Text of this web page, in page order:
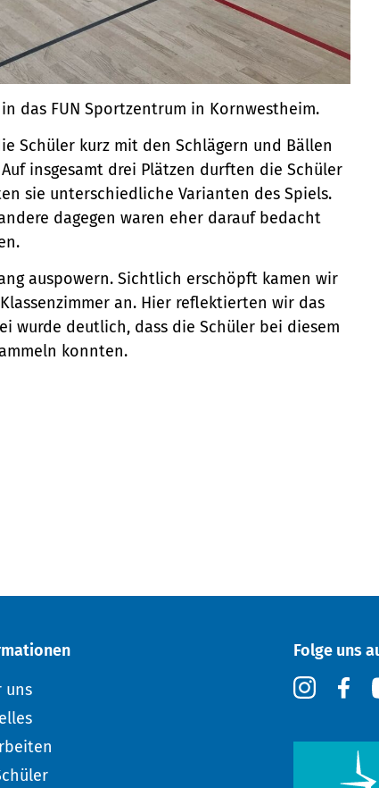
das FUN Sportzentrum in Kornwestheim.
Schüler kurz mit den Schlägern und Bällen
insgesamt drei Plätzen durften die Schüler
sie unterschiedliche Varianten des Spiels.
dagegen waren eher darauf bedacht
auspowern. Sichtlich erschöpft kamen wir
an. Hier reflektierten wir das
wurde deutlich, dass die Schüler bei diesem
konnten.
uns
Folge uns